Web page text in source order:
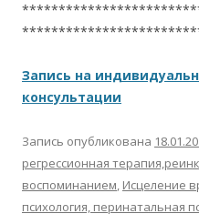
Запись на
консультации
Запись опубликована
регрессионная
воспоминанием, Исцеление
психология, перинатальная